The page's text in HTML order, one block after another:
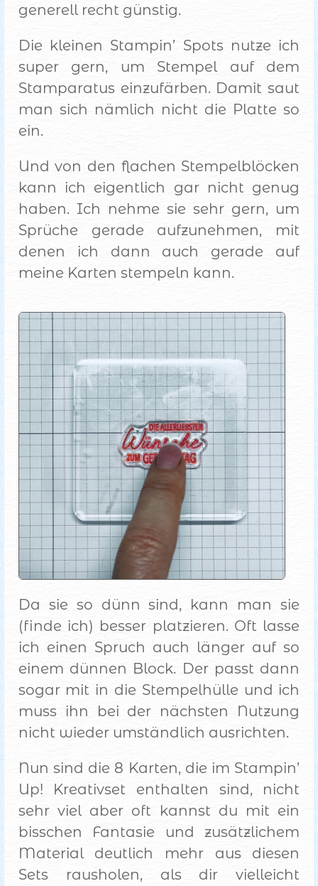
generell recht günstig.
Die kleinen Stampin’ Spots nutze ich
super gern, um Stempel auf dem
Stamparatus einzufärben. Damit saut
man sich nämlich nicht die Platte so
ein.
Und von den flachen Stempelblöcken
kann ich eigentlich gar nicht genug
haben. Ich nehme sie sehr gern, um
Sprüche gerade aufzunehmen, mit
denen ich dann auch gerade auf
meine Karten stempeln kann.
Da sie so dünn sind, kann man sie
(finde ich) besser platzieren. Oft lasse
ich einen Spruch auch länger auf so
einem dünnen Block. Der passt dann
sogar mit in die Stempelhülle und ich
muss ihn bei der nächsten Nutzung
nicht wieder umständlich ausrichten.
Nun sind die 8 Karten, die im Stampin’
Up! Kreativset enthalten sind, nicht
sehr viel aber oft kannst du mit ein
bisschen Fantasie und zusätzlichem
Material deutlich mehr aus diesen
Sets rausholen, als dir vielleicht